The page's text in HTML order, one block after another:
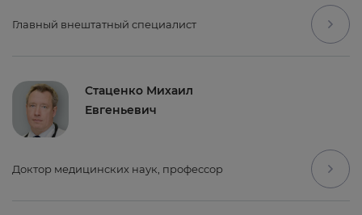
Главный внештатный специалист
Стаценко Михаил
Евгеньевич
Доктор медицинских наук, профессор